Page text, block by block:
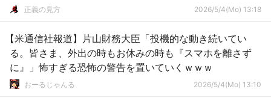
尾ひれはひれを…」報道に不満
正義の見方 2026/5/4(Mo) 13:18
【米通信社報道】片山財務大臣「投機的な動き続いてい
る。皆さま、外出の時もお休みの時も『スマホを離さず
に』」怖すぎる恐怖の警告を置いていくｗｗｗ
おーるじゃんる 2026/5/4(Mo) 13:10